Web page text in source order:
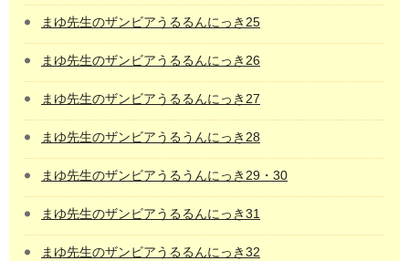
まゆ先生のザンビアうるるんにっき25
まゆ先生のザンビアうるるんにっき26
まゆ先生のザンビアうるるんにっき27
まゆ先生のザンビアうるうんにっき28
まゆ先生のザンビアうるうんにっき29・30
まゆ先生のザンビアうるるんにっき31
まゆ先生のザンビアうるるんにっき32